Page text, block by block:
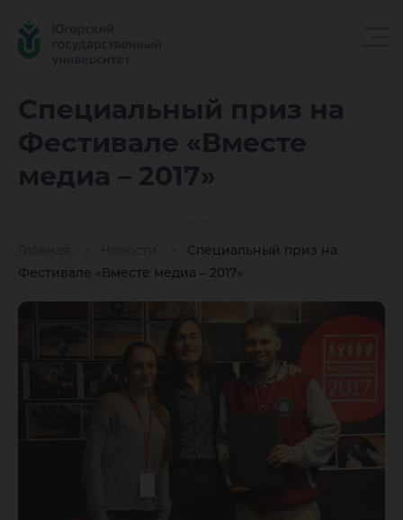
Специальный приз на
Фестивале «Вместе
медиа – 2017»
Специальный приз на
Фестивале «Вместе медиа – 2017»
приз на
«Вместе
медиа –